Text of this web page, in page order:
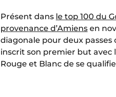
Présent dans le top 100 du
provenance d’Amiens en
diagonale pour deux passes
inscrit son premier but
Rouge et Blanc de se